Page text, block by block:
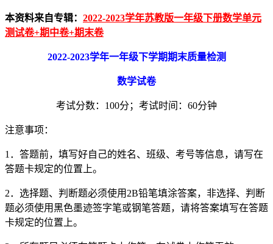
本资料来自专辑： 2022-2023学年苏教版一年级下册数学单元
测试卷+期中卷+期末卷
2022-2023学年一年级下学期期末质量检测
数学试卷
考试分数：100分；考试时间：60分钟
注意事项：
1．答题前，填写好自己的姓名、班级、考号等信息，请写在
答题卡规定的位置上。
2．选择题、判断题必须使用2B铅笔填涂答案，非选择、判断
题必须使用黑色墨迹签字笔或钢笔答题，请将答案填写在答题
卡规定的位置上。